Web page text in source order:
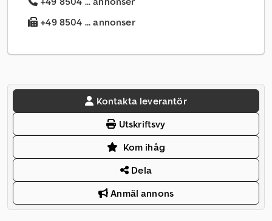
+49 8504 ... annonser
Kontakta leverantör
Utskriftsvy
Kom ihåg
Dela
Anmäl annons